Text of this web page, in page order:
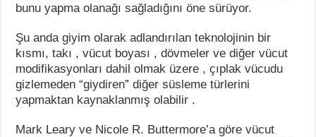
bunu yapma olanağı sağladığını öne sürüyor.
Şu anda giyim olarak adlandırılan teknolojinin bir
kısmı, takı , vücut boyası , dövmeler ve diğer vücut
modifikasyonları dahil olmak üzere , çıplak vücudu
gizlemeden “giydiren” diğer süsleme türlerini
yapmaktan kaynaklanmış olabilir .
Mark Leary ve Nicole R. Buttermore’a göre vücut